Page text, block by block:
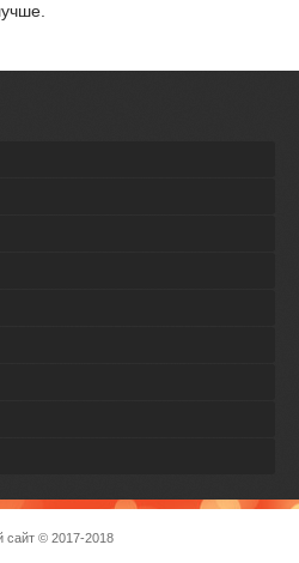
сайт© 2017-2018